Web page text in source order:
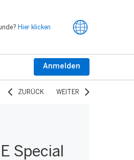
Hier klicken
Anmelden
ZURÜCK WEITER
Special